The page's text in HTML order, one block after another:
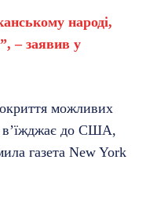
народі,
– заявив у
можливих
в’їжджає до США,
газета New York